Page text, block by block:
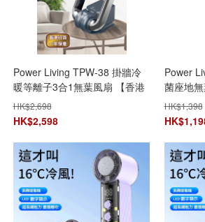
Power Living TPW-38 掛牆冷
暖等離子3合1無葉風扇 【香港
行貨】
HK$2,698
HK$2,598
Power
菌座地
HK$1,398
HK$